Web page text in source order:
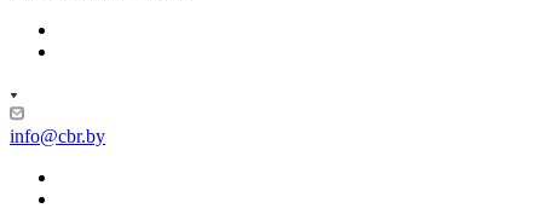
info@cbr.by